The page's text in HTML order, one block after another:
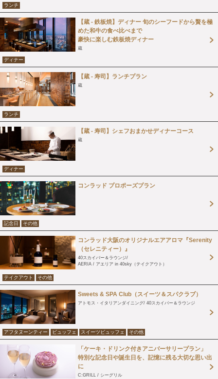
ランチ
【蔵 - 鉄板焼】ディナー 旬のシーフードから贅を極
めた和牛の食べ比べまで
豪快に楽しむ鉄板焼ディナー
蔵
ディナー
【蔵 - 寿司】ランチプラン
蔵
ランチ
【蔵 - 寿司】シェフおまかせディナーコース
蔵
ディナー
コンラッド プロポーズプラン
記念日 その他
コンラッド大阪のオリジナルエアアロマ『Serenity
（セレニティー）』
40スカイバー＆ラウンジ
AERIA / アエリア in 40sky（テイクアウト）
テイクアウト その他
Sweets & SPA Club（スイーツ＆スパクラブ）
アトモス・イタリアンダイニング 40スカイバー＆ラウンジ
アフタヌーンティー ビュッフェ スイーツビュッフェ その他
「ケーキ・ドリンク付きアニバーサリープラン」
特別な記念日や誕生日を、記憶に残る大切な思い出
に
C:GRILL / シーグリル